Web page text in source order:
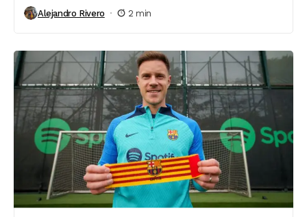
Alejandro Rivero 2 min